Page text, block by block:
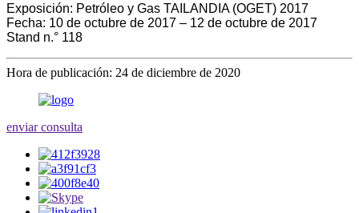
Exposición: Petróleo y Gas TAILANDIA (OGET) 2017
Fecha: 10 de octubre de 2017 – 12 de octubre de 2017
Stand n.° 118
Hora de publicación: 24 de diciembre de 2020
enviar consulta